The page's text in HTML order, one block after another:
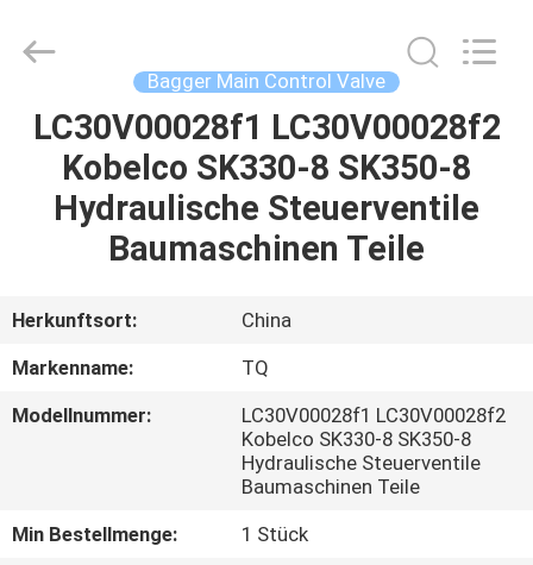
STARTSEITE
PRODUKTE
VR
Machinery
Reserved.
Bagger Main Control Valve
LC30V00028f1 LC30V00028f2
Kobelco SK330-8 SK350-8
Hydraulische Steuerventile
Baumaschinen Teile
Herkunftsort:
China
Markenname:
TQ
Modellnummer:
LC30V00028f1 LC30V00028f2
Kobelco SK330-8 SK350-8
Hydraulische Steuerventile
Baumaschinen Teile
Min Bestellmenge:
1 Stück